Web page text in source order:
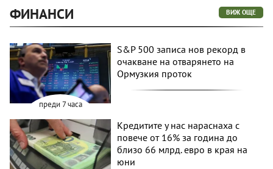
ФИНАНСИ ВИЖ ОЩЕ
преди 7 часа
S&P 500 записа нов рекорд в
очакване на отварянето на
Ормузкия проток
Кредитите у нас нараснаха с
повече от 16% за година до
близо 66 млрд. евро в края на
юни